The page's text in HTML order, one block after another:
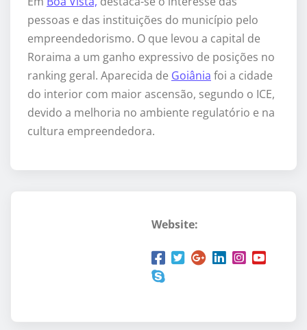
pessoas e das instituições do município pelo
empreendedorismo. O que levou a capital de
Roraima a um ganho expressivo de posições no
ranking geral. Aparecida de Goiânia foi a cidade
do interior com maior ascensão, segundo o ICE,
devido a melhoria no ambiente regulatório e na
cultura empreendedora.
Website: